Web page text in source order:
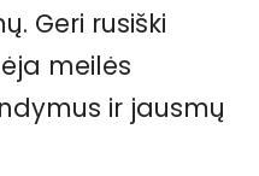
Geri rusiški
meilės
ir jausmų